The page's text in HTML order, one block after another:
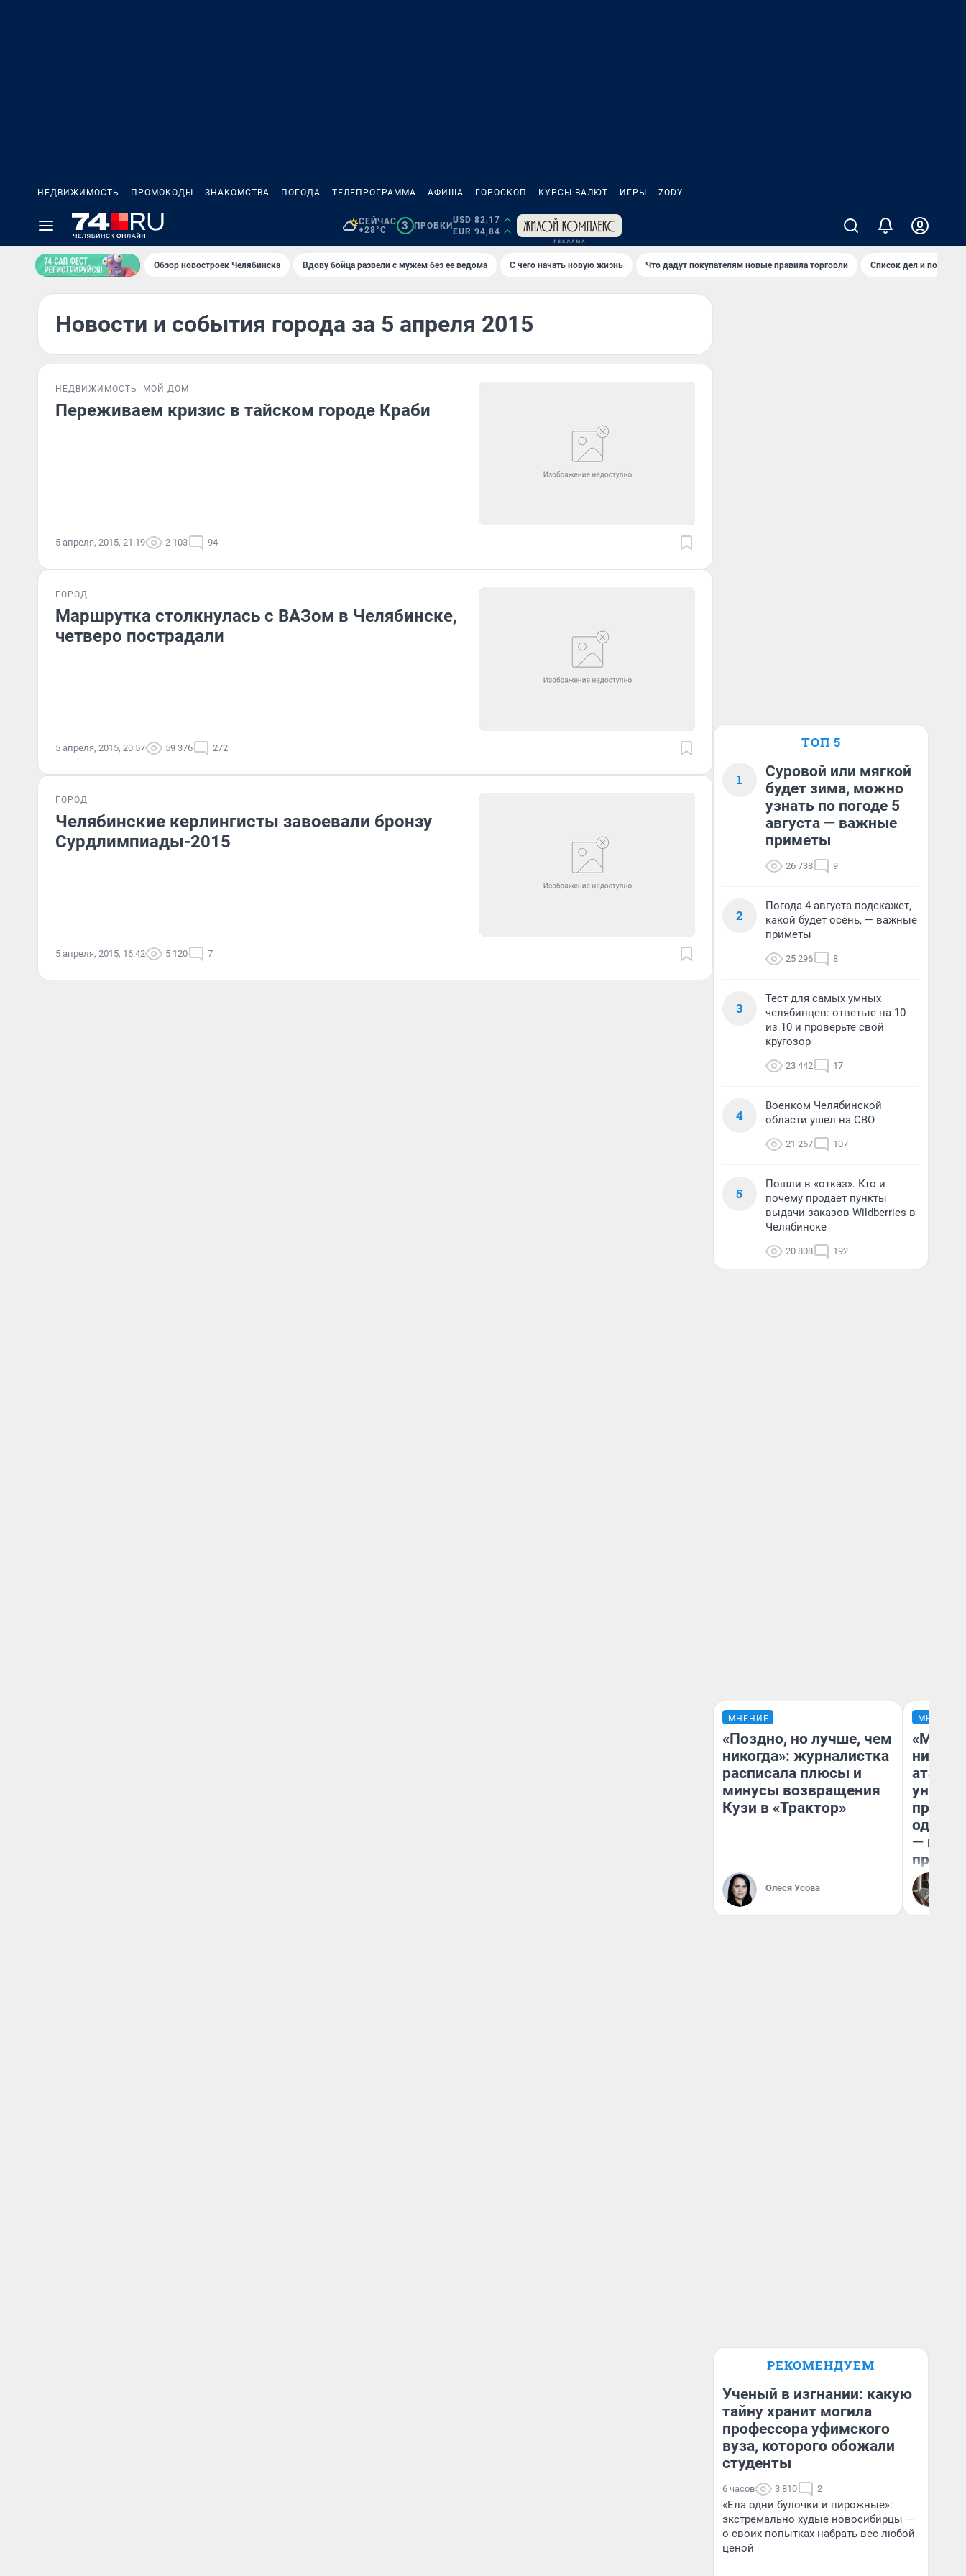
НЕДВИЖИМОСТЬ ПРОМОКОДЫ ЗНАКОМСТВА ПОГОДА ТЕЛЕПРОГРАММА АФИША ГОРОСКОП КУРСЫ ВАЛЮТ ИГРЫ ZODY
СЕЙЧАС
+28°C
3 ПРОБКИ
USD 82,17
EUR 94,84
Обзор новостроек Челябинска Вдову бойца развели с мужем без ее ведома С чего начать новую жизнь Что дадут покупателям новые правила торговли Список дел и покупок
Новости и события города за 5 апреля 2015
НЕДВИЖИМОСТЬ МОЙ ДОМ
Переживаем кризис в тайском городе Краби
5 апреля, 2015, 21:19 2 103 94
ГОРОД
Маршрутка столкнулась с ВАЗом в Челябинске,
четверо пострадали
5 апреля, 2015, 20:57 59 376 272
ГОРОД
Челябинские керлингисты завоевали бронзу
Сурдлимпиады-2015
5 апреля, 2015, 16:42 5 120 7
ТОП 5
1
Суровой или мягкой
будет зима, можно
узнать по погоде 5
августа — важные
приметы
26 738 9
2
Погода 4 августа подскажет,
какой будет осень, — важные
приметы
25 296 8
3
Тест для самых умных
челябинцев: ответьте на 10
из 10 и проверьте свой
кругозор
23 442 17
4
Военком Челябинской
области ушел на СВО
21 267 107
5
Пошли в «отказ». Кто и
почему продает пункты
выдачи заказов Wildberries в
Челябинске
20 808 192
МНЕНИЕ
«Поздно, но лучше, чем
никогда»: журналистка
расписала плюсы и
минусы возвращения
Кузи в «Трактор»
Олеся Усова
МНЕНИЕ
атаки
—
РЕКОМЕНДУЕМ
Ученый в изгнании: какую
тайну хранит могила
профессора уфимского
вуза, которого обожали
студенты
6 часов 3 810 2
«Ела одни булочки и пирожные»:
экстремально худые новосибирцы —
о своих попытках набрать вес любой
ценой